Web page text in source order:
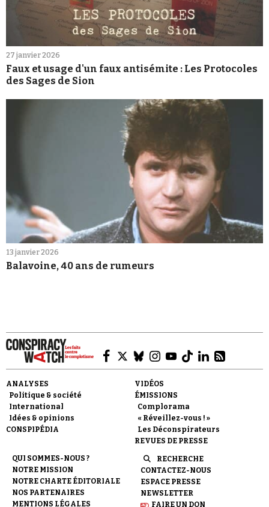
27 janvier 2026
Faux et usage d'un faux antisémite : Les Protocoles
des Sages de Sion
13 janvier 2026
Balavoine, 40 ans de rumeurs
ANALYSES
Politique & société
International
Idées & opinions
CONSPIPÉDIA
VIDÉOS
ÉMISSIONS
Complorama
« Réveillez-vous ! »
Les Déconspirateurs
REVUES DE PRESSE
QUI SOMMES-NOUS ?
NOTRE MISSION
NOTRE CHARTE ÉDITORIALE
NOS PARTENAIRES
MENTIONS LÉGALES
RECHERCHE
CONTACTEZ-NOUS
ESPACE PRESSE
NEWSLETTER
FAIRE UN DON